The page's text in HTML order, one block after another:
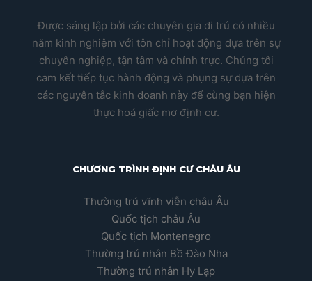
Được sáng lập bởi các chuyên gia di trú có nhiều
năm kinh nghiệm với tôn chỉ hoạt động dựa trên sự
chuyên nghiệp, tận tâm và chính trực. Chúng tôi
cam kết tiếp tục hành động và phụng sự dựa trên
các nguyên tắc kinh doanh này để cùng bạn hiện
thực hoá giấc mơ định cư.
CHƯƠNG TRÌNH ĐỊNH CƯ CHÂU ÂU
Thường trú vĩnh viễn châu Âu
Quốc tịch châu Âu
Quốc tịch Montenegro
Thường trú nhân Bồ Đào Nha
Thường trú nhân Hy Lạp